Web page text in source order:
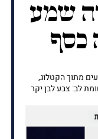
שמע
כסף
מתוך הקטלוג,
לב: צבע לבן יקר